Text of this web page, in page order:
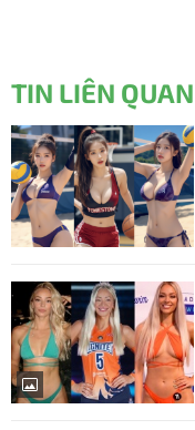
TIN LIÊN QUAN